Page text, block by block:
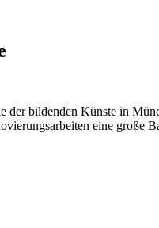
der bildenden Künste in
eine große